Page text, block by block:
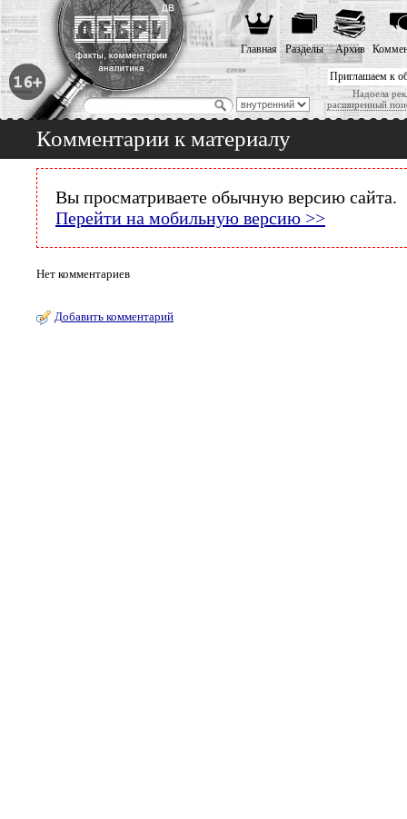
Приглашаем к
Надоела
расширенный
Главная Разделы Архив
Комментарии к материалу
Вы просматриваете обычную версию сайта.
Перейти на мобильную версию >>
Нет комментариев
Добавить комментарий